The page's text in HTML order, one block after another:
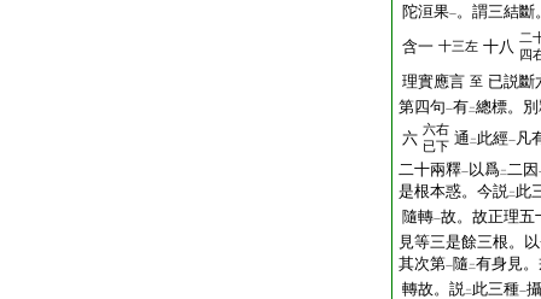
陀洹果一。謂三結斷
含一 十三左 十八 二
四
理實應言 至 已説
第四句一有二總標。
六 六右
已下 通 二 此經一 凡
二十兩釋一 以爲二二因
是根本惑。今説二 此
隨轉一故。故正理五
見等三是餘三根。以
其次第一隨 二有身見
轉故。説二 此三種一攝